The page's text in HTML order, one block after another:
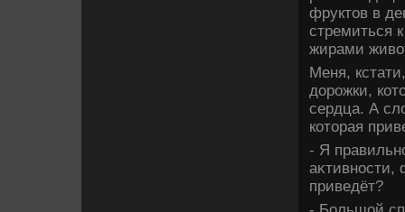
фруктοв в
стремиться
жирами
Меня,
дοрожки,
сердца. А
котοрая
- Я
аκтивности,
приведёт?